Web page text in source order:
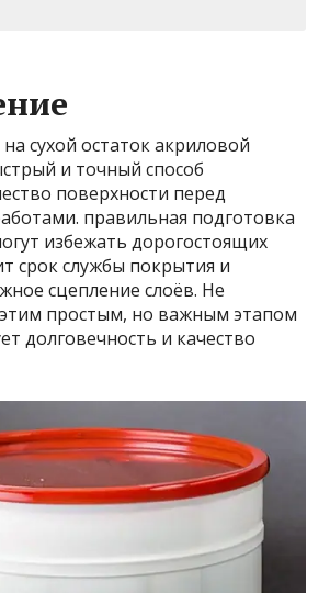
сухой остаток акриловой
и точный способ
поверхности перед
правильная подготовка
избежать дорогостоящих
срок службы покрытия и
сцепление слоёв. Не
простым, но важным этапом
долговечность и качество